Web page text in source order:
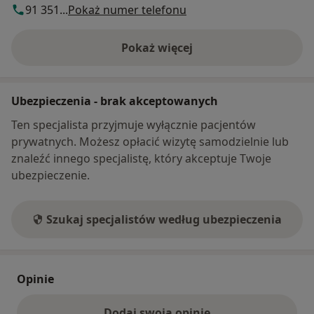
91 351...Pokaż numer telefonu
Pokaż więcej
o adresie
Ubezpieczenia - brak akceptowanych
Ten specjalista przyjmuje wyłącznie pacjentów
prywatnych. Możesz opłacić wizytę samodzielnie lub
znaleźć innego specjalistę, który akceptuje Twoje
ubezpieczenie.
Szukaj specjalistów według ubezpieczenia
Opinie